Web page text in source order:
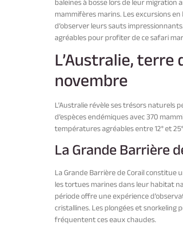
baleines à bosse lors de leur migration
mammifères marins. Les excursions
d’observer leurs sauts
agréables pour profiter de ce safari
L’Australie,
novembre
L’Australie révèle ses trésors naturels
d’espèces endémiques avec 370
températures agréables entre 12° et
La Grande Barrière
La Grande Barrière de Corail
les tortues marines dans leur habitat
période offre une expérience
cristallines. Les plongées et
fréquentent ces eaux chaudes.